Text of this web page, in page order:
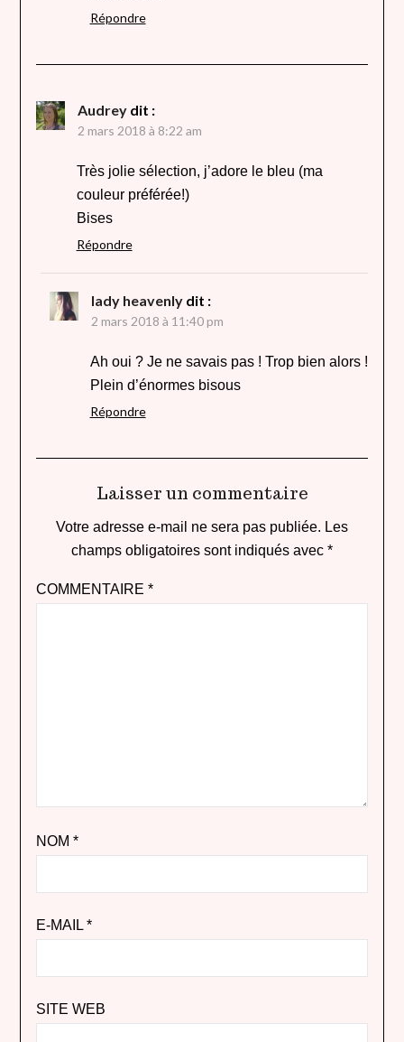
Répondre
Audrey dit :
2 mars 2018 à 8:22 am
Très jolie sélection, j’adore le bleu (ma
couleur préférée!)
Bises
Répondre
lady heavenly dit :
2 mars 2018 à 11:40 pm
Ah oui ? Je ne savais pas ! Trop bien alors !
Plein d’énormes bisous
Répondre
Laisser un commentaire
Votre adresse e-mail ne sera pas publiée. Les
champs obligatoires sont indiqués avec *
COMMENTAIRE *
NOM *
E-MAIL *
SITE WEB